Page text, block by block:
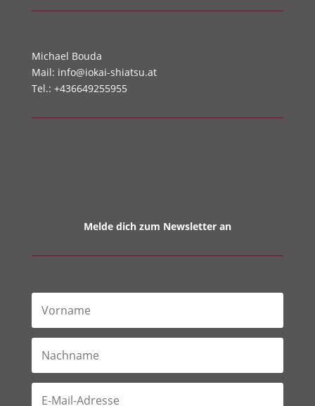
Michael Bouda
Mail: info@iokai-shiatsu.at
Tel.: +436649255955
Melde dich zum Newsletter an